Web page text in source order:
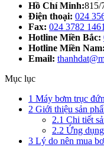
Hồ Chí Minh:815/
Điện thoại: 024
Fax: 024 3782 1461
Hotline Miền Bắc:
Hotline Miền Nam:
Email:
Mục lục
1 Máy bơm trục
2 Giới thiệu sản
2.1 Chi tiết
2.2 Ứng
3 Lý do nên mua